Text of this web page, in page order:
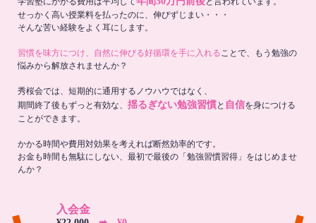
せっかく高い授業料を払ったのに、伸びずじまい・・・
そんな苦い経験をよく耳にします。
習慣を味方につけ、自然に伸びる好循環を手に入れることで、もう勉強の
悩みから解放されませんか？
秀桜会では、短期的に通用するノウハウではなく、
期間終了後もずっと有効な、 揺るぎない勉強習慣と 自信を身につける
ことができます。
かかる時間や費用対効果を考えれば断然効率的です。
お金も時間も無駄にしない、最初で最後の「勉強習慣習得」をはじめませ
んか？
入会金